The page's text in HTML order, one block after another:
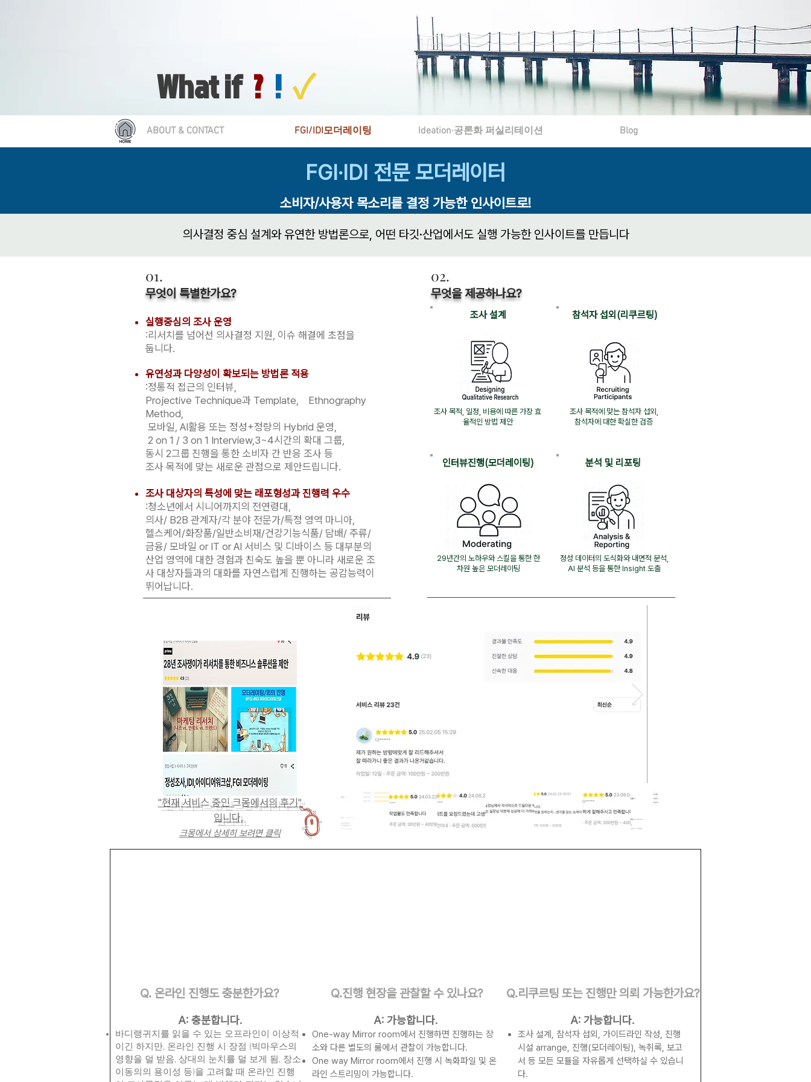
​What if ? !✓
ABOUT & CONTACT FGI/IDI모더레이팅 Ideation·공론화 퍼실리테이션 Blog
FGI·IDI 전문 모더레이터
소비자/사용자 목소리를 결정 가능한 인사이트로!
의사결정 중심 설계와 유연한 방법론으로, 어떤 타깃·산업에서도 실행 가능한 인사이트를 만듭니다
01.
​무엇이 특별한가요?
​실행중심의 조사 운영
:리서치를 넘어선 의사결정 지원, 이슈 해결에 초점을
둡니다.
유연성과 다양성이 확보되는 방법론 적용
:정통적 접근의 인터뷰,
Projective Technique과 Template, Ethnography
Method,
모바일, AI활용 또는 정성+정량의 Hybrid 운영,
2 on 1 / 3 on 1 Interview,3~4시간의 확대 그룹,
동시 2그룹 진행을 통한 소비자 간 반응 조사 등
조사 목적에 맞는 새로운 관점으로 제안드립니다.
조사 대상자의 특성에 맞는 래포형성과 진행력 우수
:청소년에서 시니어까지의 전연령대,
의사/ B2B 관계자/각 분야 전문가/특정 영역 마니아,
헬스케어/화장품/일반소비재/건강기능식품/ 담배/ 주류/​
금융/ 모바일 or IT or AI 서비스 및 디바이스 등 대부분의
산업 영역에 대한 경험과 친숙도 높을 뿐 아니라 새로운 조
사 대상자들과의 대화를 자연스럽게 진행하는 공감능력이
뛰어납니다.
02.
무엇을 제공하나요?
조사 설계
​조사 목적, 일정, 비용에 따른 가장 효
율적인 방법 제안
​참석자 섭외(리쿠르팅)
조사 목적에 맞는 참석자 섭외,
​참석자에 대한 확실한 검증
​인터뷰진행(모더레이팅)
29년간의 노하우와 스킬을 통한 한
차원 높은 모더레이팅
​분석 및 리포팅
정성 데이터의 도식화와 내면적 분석,
AI 분석 등을 통한 Insight 도출
"현재 서비스 중인 크몽에서의 후기"
입니다.
크몽에서 상세히 보려면 클릭
Q. ​온라인 진행도 충분한가요?
A: 충분합니다.
바디랭귀지를 읽을 수 있는 오프라인이 이상적
이긴 하지만, 온라인 진행 시 장점 (빅마우스의
영향을 덜 받음, 상대의 눈치를 덜 보게 됨, 장소
이동의의 용이성 등)을 고려할 때 온라인 진행
Q.​진행 현장을 관찰할 수 있나요?
A: 가능합니다.
One-way Mirror room에서 진행하면 진행하는 장
소와 다른 별도의 룸에서 관찰이 가능합니다.
One way Mirror room에서 진행 시 녹화파일 및 온
라인 스트리밍이 가능합니다.
Q.​리쿠르팅 또는 진행만 의뢰 가능한가요?
A: 가능합니다.
조사 설계, 참석자 섭외, 가이드라인 작성, 진행
시설 arrange, 진행(모더레이팅), 녹취록, 보고
서 등 모든 모듈을 자유롭게 선택하실 수 있습니
다.